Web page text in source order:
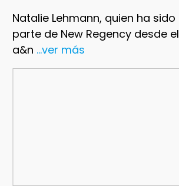
Natalie Lehmann, quien ha sido
parte de New Regency desde el
a&n ...ver más